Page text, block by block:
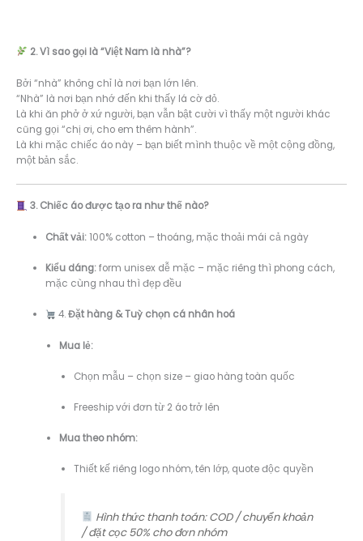
2. Vì sao gọi là “Việt Nam là nhà”?
Bởi “nhà” không chỉ là nơi bạn lớn lên.
“Nhà” là nơi bạn nhớ đến khi thấy lá cờ đỏ.
Là khi ăn phở ở xứ người, bạn vẫn bật cười vì thấy một người khác
cũng gọi “chị ơi, cho em thêm hành”.
Là khi mặc chiếc áo này – bạn biết mình thuộc về một cộng đồng,
một bản sắc.
3. Chiếc áo được tạo ra như thế nào?
Chất vải:100% cotton – thoáng, mặc thoải mái cả ngày
Kiểu dáng:form unisex dễ mặc – mặc riêng thì phong cách,
mặc cùng nhau thì đẹp đều
4.Đặt hàng & Tuỳ chọn cá nhân hoá
Mua lẻ:
Chọn mẫu – chọn size – giao hàng toàn quốc
Freeship với đơn từ 2 áo trở lên
Mua theo nhóm:
Thiết kế riêng logo nhóm, tên lớp, quote độc quyền
Hình thức thanh toán: COD / chuyển khoản
/ đặt cọc 50% cho đơn nhóm